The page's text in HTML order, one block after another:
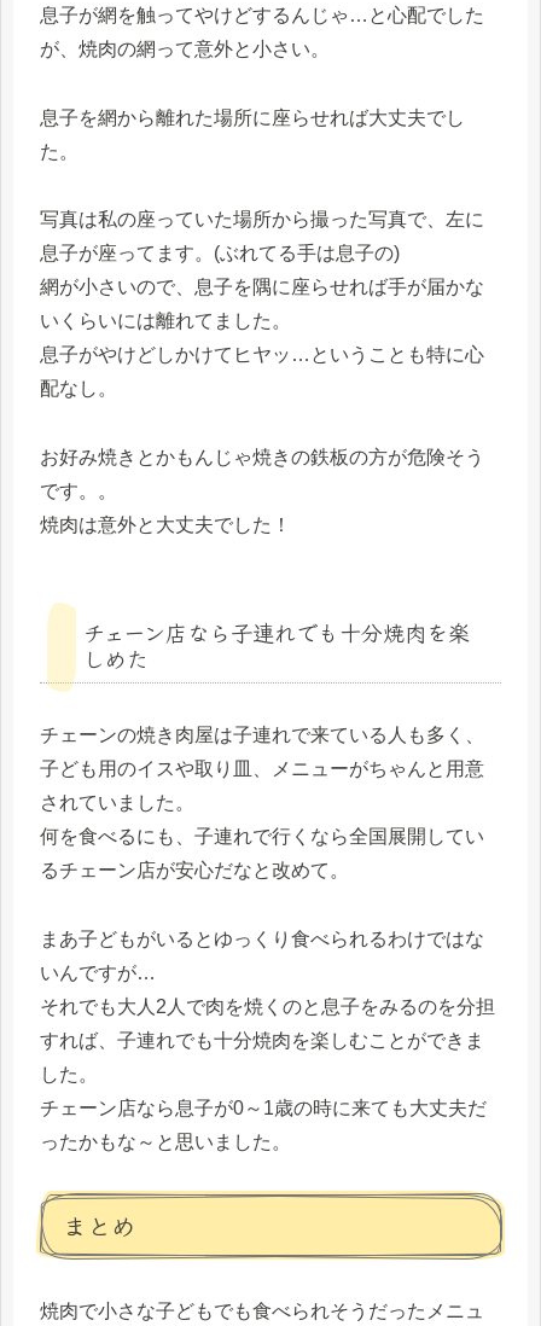
息子が網を触ってやけどするんじゃ…と心配でした
が、焼肉の網って意外と小さい。
息子を網から離れた場所に座らせれば大丈夫でし
た。
写真は私の座っていた場所から撮った写真で、左に
息子が座ってます。(ぶれてる手は息子の)
網が小さいので、息子を隅に座らせれば手が届かな
いくらいには離れてました。
息子がやけどしかけてヒヤッ…ということも特に心
配なし。
お好み焼きとかもんじゃ焼きの鉄板の方が危険そう
です。。
焼肉は意外と大丈夫でした！
チェーン店なら子連れでも十分焼肉を楽
しめた
チェーンの焼き肉屋は子連れで来ている人も多く、
子ども用のイスや取り皿、メニューがちゃんと用意
されていました。
何を食べるにも、子連れで行くなら全国展開してい
るチェーン店が安心だなと改めて。
まあ子どもがいるとゆっくり食べられるわけではな
いんですが…
それでも大人2人で肉を焼くのと息子をみるのを分担
すれば、子連れでも十分焼肉を楽しむことができま
した。
チェーン店なら息子が0～1歳の時に来ても大丈夫だ
ったかもな～と思いました。
まとめ
焼肉で小さな子どもでも食べられそうだったメニュ